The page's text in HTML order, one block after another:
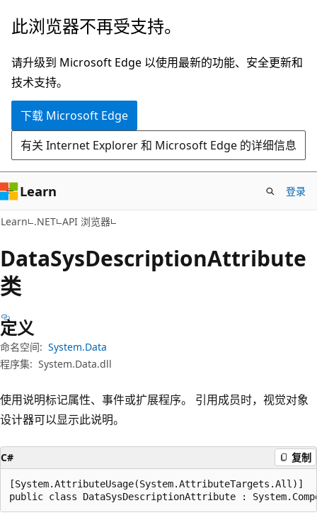
跳
主
要
内
跳
页
内
导
此浏览器不再受支持。
请升级到 Microsoft Edge 以使用最新的功能、安全更新和
技术支持。
下载 Microsoft Edge
有关 Internet Explorer 和 Microsoft Edge 的详细信息
Learn 登录
Learn .NET API 浏览器
DataSysDescriptionAttribute
类
定义
命名空间: System.Data
程序集: System.Data.dll
使用说明标记属性、事件或扩展程序。 引用成员时，视觉对象
设计器可以显示此说明。
C# 复制
[System.AttributeUsage(System.AttributeTargets.All)]
public class DataSysDescriptionAttribute :